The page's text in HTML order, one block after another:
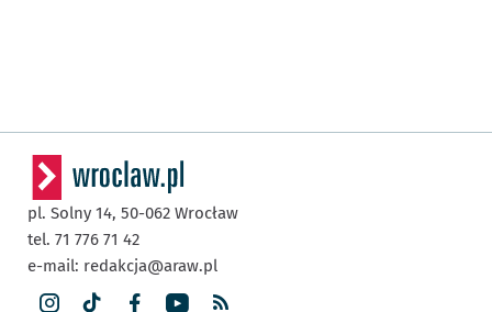
pl. Solny 14, 50-062 Wrocław
tel. 71 776 71 42
e-mail: redakcja@araw.pl